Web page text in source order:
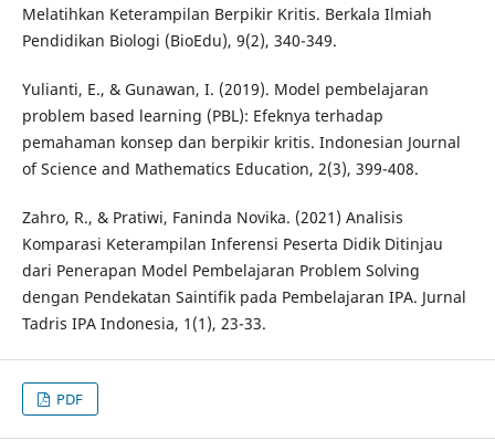
Melatihkan Keterampilan Berpikir Kritis. Berkala Ilmiah
Pendidikan Biologi (BioEdu), 9(2), 340-349.
Yulianti, E., & Gunawan, I. (2019). Model pembelajaran
problem based learning (PBL): Efeknya terhadap
pemahaman konsep dan berpikir kritis. Indonesian Journal
of Science and Mathematics Education, 2(3), 399-408.
Zahro, R., & Pratiwi, Faninda Novika. (2021) Analisis
Komparasi Keterampilan Inferensi Peserta Didik Ditinjau
dari Penerapan Model Pembelajaran Problem Solving
dengan Pendekatan Saintifik pada Pembelajaran IPA. Jurnal
Tadris IPA Indonesia, 1(1), 23-33.
PDF